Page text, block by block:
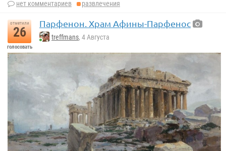
нет комментариев развлечения
отметили
26
голосовать
Парфенон. Храм Афины-Парфенос
treffmans, 4 Августа